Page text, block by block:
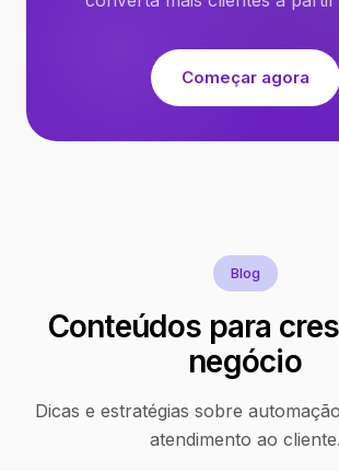
Começar agora
Blog
Conteúdos para
negócio
Dicas e estratégias sobre
atendimento ao cliente.